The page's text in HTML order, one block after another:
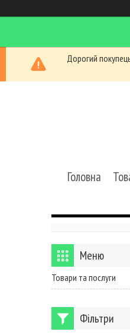
Дорогий
Головна
Товари та послуги
Фільтри